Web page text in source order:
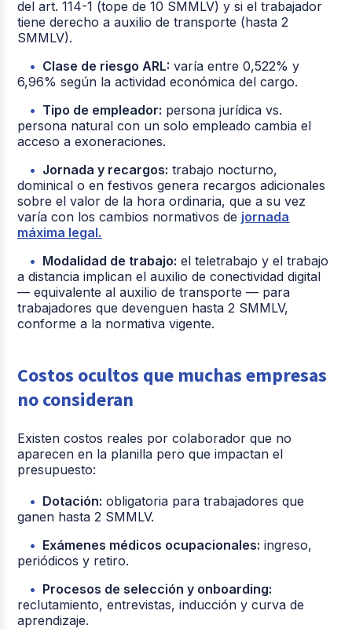
del art. 114-1 (tope de 10 SMMLV) y si el trabajador
tiene derecho a auxilio de transporte (hasta 2
SMMLV).
Clase de riesgo ARL: varía entre 0,522% y
6,96% según la actividad económica del cargo.
Tipo de empleador: persona jurídica vs.
persona natural con un solo empleado cambia el
acceso a exoneraciones.
Jornada y recargos: trabajo nocturno,
dominical o en festivos genera recargos adicionales
sobre el valor de la hora ordinaria, que a su vez
varía con los cambios normativos de jornada
máxima legal.
Modalidad de trabajo: el teletrabajo y el trabajo
a distancia implican el auxilio de conectividad digital
— equivalente al auxilio de transporte — para
trabajadores que devenguen hasta 2 SMMLV,
conforme a la normativa vigente.
Costos ocultos que muchas empresas
no consideran
Existen costos reales por colaborador que no
aparecen en la planilla pero que impactan el
presupuesto:
Dotación: obligatoria para trabajadores que
ganen hasta 2 SMMLV.
Exámenes médicos ocupacionales: ingreso,
periódicos y retiro.
Procesos de selección y onboarding:
reclutamiento, entrevistas, inducción y curva de
aprendizaje.